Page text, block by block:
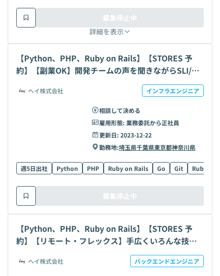
詳細を表示
募集停止中
【Python、PHP、Ruby on Rails】【STORES 予
約】【副業OK】開発チームの声を聞きながらSLI/SL
Oを定義し、ユーザーに価値を届ける開発チームSRE
の求人・案件
ヘイ株式会社 インフラエンジニア
相談して決める
雇用形態: 業務委託から正社員
更新日: 2023-12-22
勤務地:埼玉県千葉県東京都神奈川県
週5日出社 Python PHP Ruby on Rails Go Git Ruby
募集停止中
【Python、PHP、Ruby on Rails】【STORES 予
約】【リモート・フレックス】手広くいろんな技術
に携わる｜SaaS拡大フェーズ1→10を経験できる開
発ポジションの求人・案件
ヘイ株式会社 バックエンドエンジニア